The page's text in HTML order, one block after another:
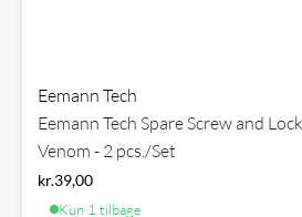
Eemann Tech
Eemann Tech Spare Screw and
Venom - 2 pcs./Set
kr.39,00
Kun 1 tilbage